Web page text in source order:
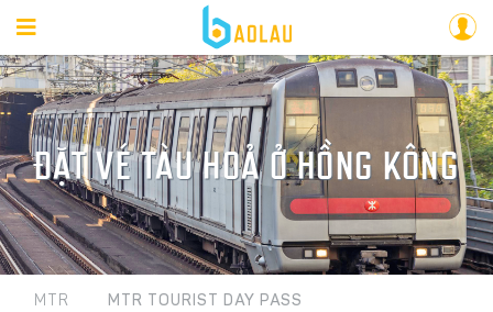
ĐẶT VÉ TÀU HOẢ Ở HỒNG KÔNG
MTR MTR TOURIST DAY PASS